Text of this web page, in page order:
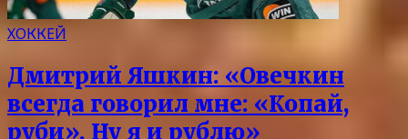
ХОККЕЙ
Дмитрий Яшкин: «Овечкин
всегда говорил мне: «Копай,
руби». Ну я и рублю»